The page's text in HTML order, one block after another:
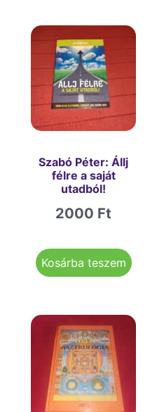
Szabó Péter: Állj
félre a saját
utadból!
2000 Ft
Kosárba teszem